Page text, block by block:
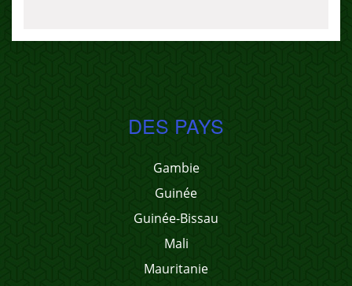
DES PAYS
Gambie
Guinée
Guinée-Bissau
Mali
Mauritanie